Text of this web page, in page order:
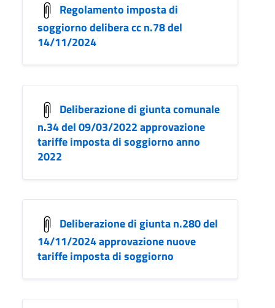
Regolamento imposta di
soggiorno delibera cc n.78 del
14/11/2024
Deliberazione di giunta comunale
n.34 del 09/03/2022 approvazione
tariffe imposta di soggiorno anno
2022
Deliberazione di giunta n.280 del
14/11/2024 approvazione nuove
tariffe imposta di soggiorno